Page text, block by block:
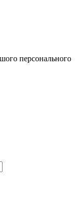
персонального